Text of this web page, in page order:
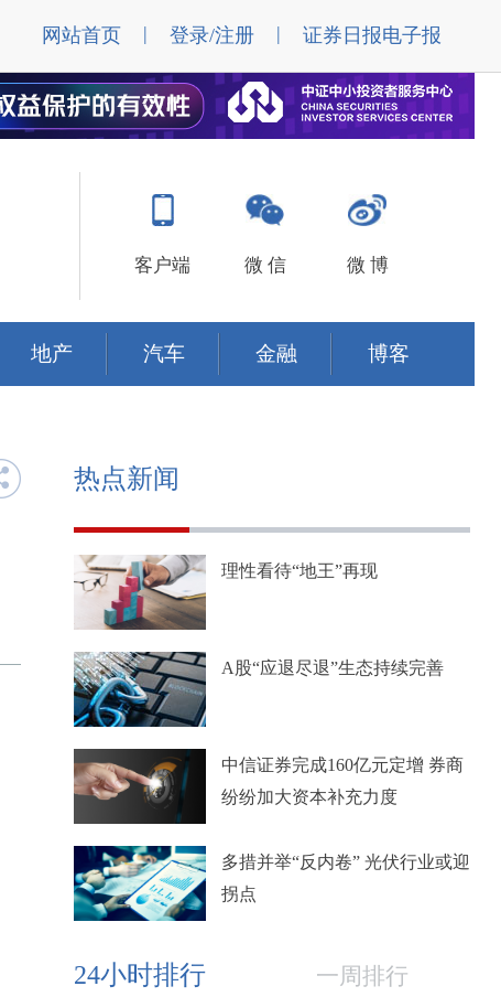
网站首页 | 登录/注册 | 证券日报电子报
客户端 微 信 微 博
地产 汽车 金融 博客
热点新闻
理性看待“地王”再现
A股“应退尽退”生态持续完善
中信证券完成160亿元定增 券商
纷纷加大资本补充力度
多措并举“反内卷” 光伏行业或迎
拐点
24小时排行 一周排行